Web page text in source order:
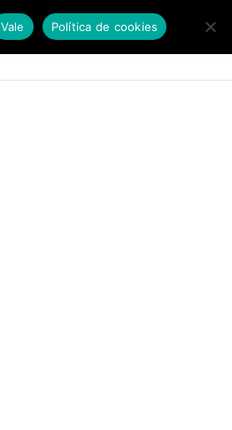
CÓMO LLEGAR CONTACTO
Vale Política de cookies